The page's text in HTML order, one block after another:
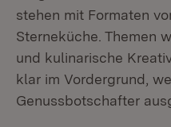
stehen mit Formaten
Sterneküche. Themen
und kulinarische
klar im Vordergrund,
Genussbotschafter